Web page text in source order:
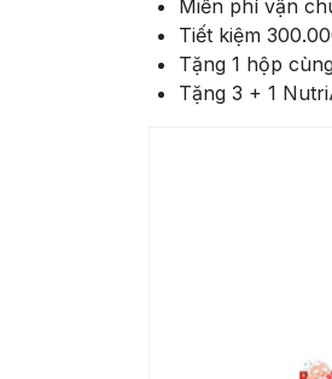
Miễn phí vận
Tiết kiệm
Tặng 1 hộp
Tặng 3 + 1